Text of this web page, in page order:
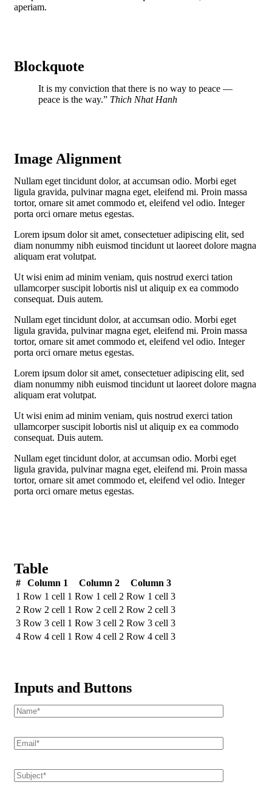
aperiam.
Blockquote
It is my conviction that there is no way to peace —
peace is the way.” Thich Nhat Hanh
Image Alignment
Nullam eget tincidunt dolor, at accumsan odio. Morbi eget
ligula gravida, pulvinar magna eget, eleifend mi. Proin massa
tortor, ornare sit amet commodo et, eleifend vel odio. Integer
porta orci ornare metus egestas.
Lorem ipsum dolor sit amet, consectetuer adipiscing elit, sed
diam nonummy nibh euismod tincidunt ut laoreet dolore magna
aliquam erat volutpat.
Ut wisi enim ad minim veniam, quis nostrud exerci tation
ullamcorper suscipit lobortis nisl ut aliquip ex ea commodo
consequat. Duis autem.
Nullam eget tincidunt dolor, at accumsan odio. Morbi eget
ligula gravida, pulvinar magna eget, eleifend mi. Proin massa
tortor, ornare sit amet commodo et, eleifend vel odio. Integer
porta orci ornare metus egestas.
Lorem ipsum dolor sit amet, consectetuer adipiscing elit, sed
diam nonummy nibh euismod tincidunt ut laoreet dolore magna
aliquam erat volutpat.
Ut wisi enim ad minim veniam, quis nostrud exerci tation
ullamcorper suscipit lobortis nisl ut aliquip ex ea commodo
consequat. Duis autem.
Nullam eget tincidunt dolor, at accumsan odio. Morbi eget
ligula gravida, pulvinar magna eget, eleifend mi. Proin massa
tortor, ornare sit amet commodo et, eleifend vel odio. Integer
porta orci ornare metus egestas.
Table
# Column 1 Column 2
Column 3
1 Row 1 cell 1 Row 1 cell 2 Row 1 cell 3
2 Row 2 cell 1 Row 2 cell 2 Row 2 cell 3
3 Row 3 cell 1 Row 3 cell 2 Row 3 cell 3
4 Row 4 cell 1 Row 4 cell 2 Row 4 cell 3
Inputs and Buttons